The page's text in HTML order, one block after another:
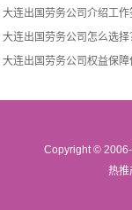
大连出国劳务公司介绍工作
大连出国劳务公司怎么选择
大连出国劳务公司权益保障
Copyright ©
热推